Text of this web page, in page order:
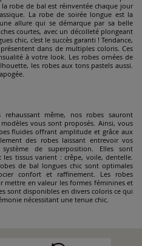
robe de bal est réinventée chaque jour
La robe de soirée longue est la
allure qui se démarque par sa belle
courtes, avec un décolleté plongeant
chic, c'est le succès garanti ! Tendance,
dans de multiples coloris. Ces
à votre look. Les robes ornées de
les robes aux tons pastels aussi.
même, nos robes sauront
vous sont proposés. Ainsi, vous
fluides offrant amplitude et grâce aux
des robes laissant entrevoir vos
de superposition. Elles sont
tissus varient : crêpe, voile, dentelle.
de bal longues chic sont optimales
confort et raffinement. Les robes
mettre en valeur les formes féminines et
sont disponibles en divers coloris ce qui
nécessitant une tenue chic.